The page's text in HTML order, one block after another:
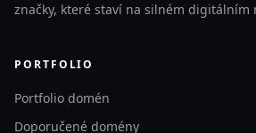
značky, které staví na silném digitálním
PORTFOLIO
Portfolio domén
Doporučené domény